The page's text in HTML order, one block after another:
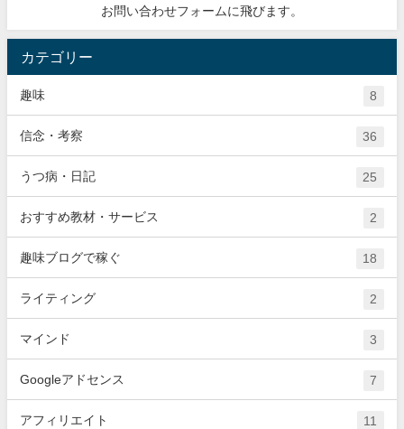
お問い合わせフォームに飛びます。
カテゴリー
趣味 8
信念・考察 36
うつ病・日記 25
おすすめ教材・サービス 2
趣味ブログで稼ぐ 18
ライティング 2
マインド 3
Googleアドセンス 7
アフィリエイト 11